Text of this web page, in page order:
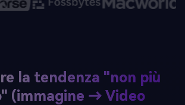
la tendenza "non più
(immagine → Video